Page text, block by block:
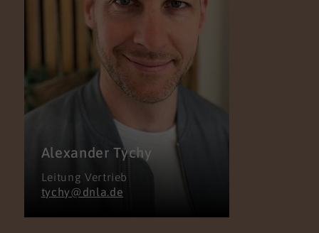
Alexander Tychy
Leitung Vertrieb
tychy@dnla.de